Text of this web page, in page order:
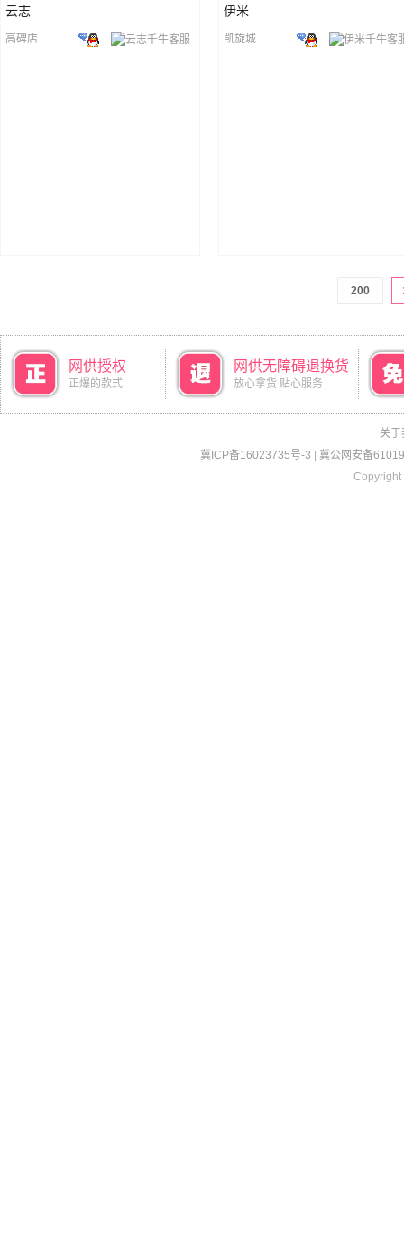
云志
高碑店
伊米
凯旋城
200
网供授权
正爆的款式
网供无障碍退换货
放心拿货 贴心服务
关于
冀ICP备16023735号-3
冀公网安备